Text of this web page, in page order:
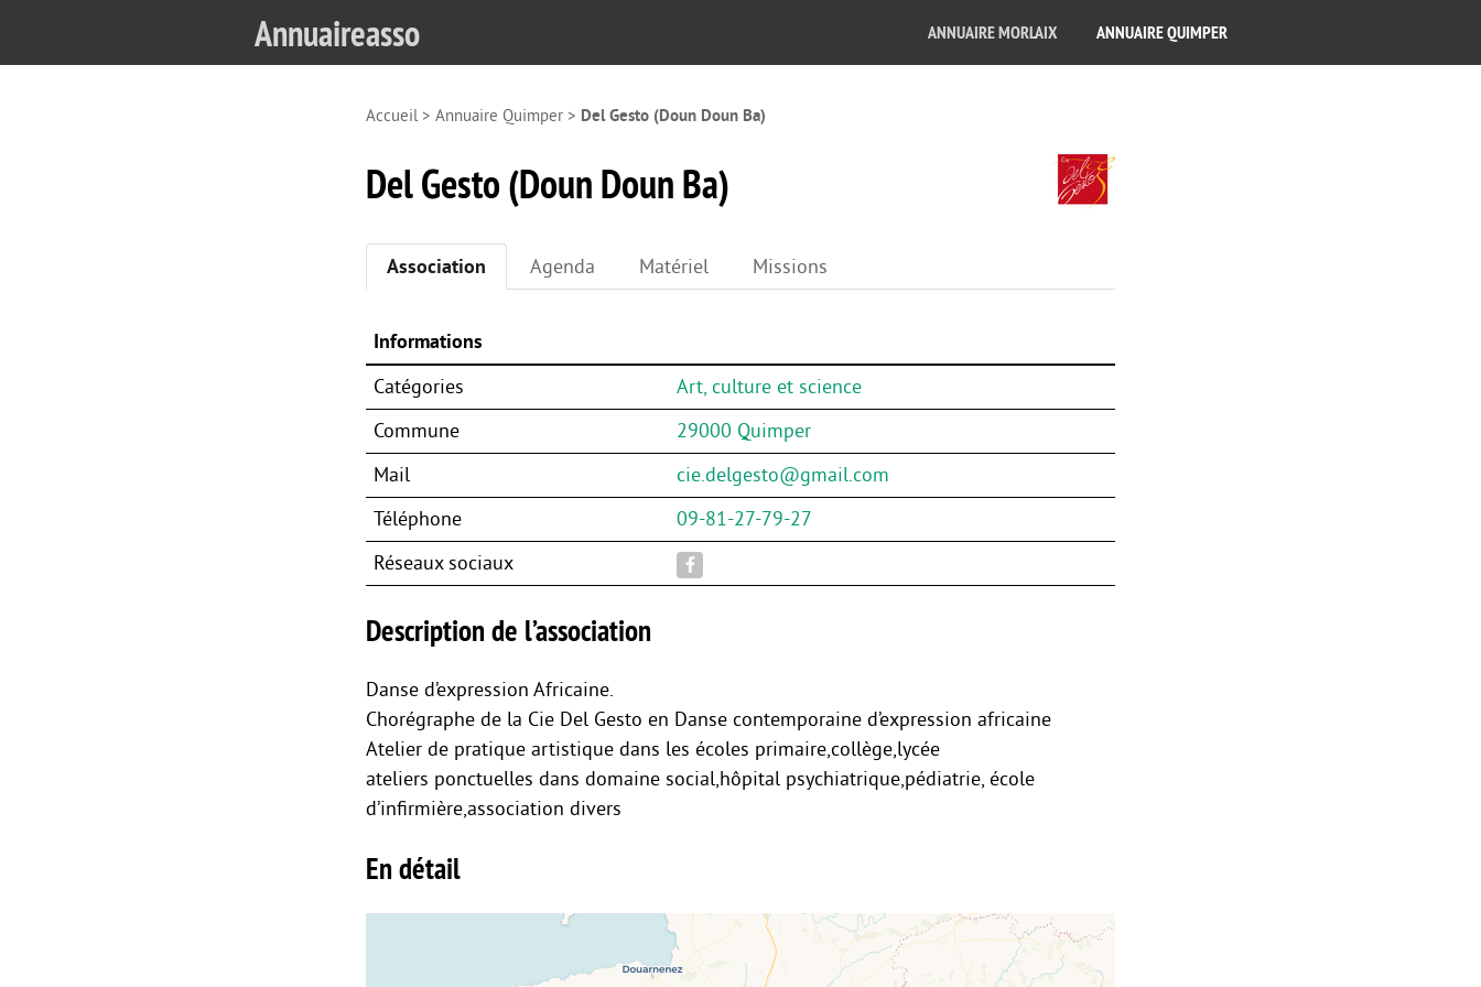
Annuaireasso ANNUAIRE MORLAIX ANNUAIRE QUIMPER
Accueil> Annuaire Quimper > Del Gesto (Doun Doun Ba)
Del Gesto (Doun Doun Ba)
Association Agenda Matériel Missions
Informations
Catégories
Art, culture et science
Commune
29000 Quimper
Mail
cie.delgesto@gmail.com
Téléphone
09-81-27-79-27
Réseaux sociaux
Description de l’association
Danse d’expression Africaine.
Chorégraphe de la Cie Del Gesto en Danse contemporaine d’expression africaine
Atelier de pratique artistique dans les écoles primaire,collège,lycée
ateliers ponctuelles dans domaine social,hôpital psychiatrique,pédiatrie, école
d’infirmière,association divers
En détail